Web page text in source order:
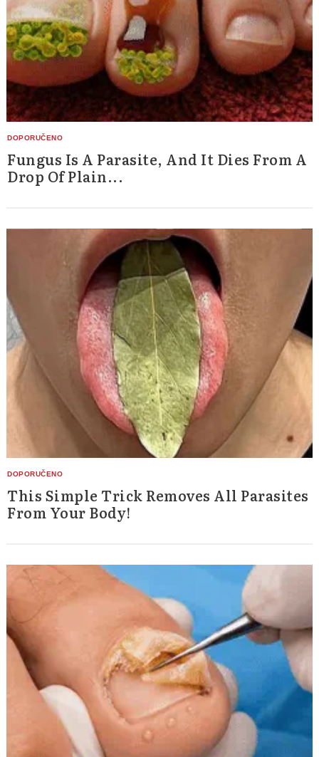
Fungus Is A Parasite, And It Dies From A
Drop Of Plain...
This Simple Trick Removes All Parasites
From Your Body!